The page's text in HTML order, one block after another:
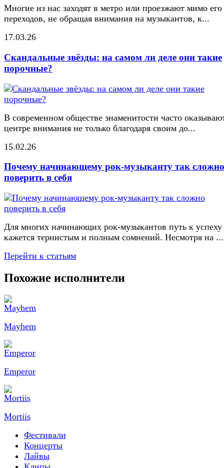
Многие из нас заходят в метро или проезжают мимо его
переходов, не обращая внимания на музыкантов, к...
17.03.26
Скандальные звёзды: на самом ли деле они такие
порочные?
В современном обществе знаменитости часто
центре внимания не только благодаря своим до...
15.02.26
Почему начинающему рок-музыканту так сложно
поверить в себя
Для многих начинающих рок-музыкантов путь к успеху
кажется тернистым и полным сомнений. Несмотря на ...
Перейти к статьям
Похожие исполнители
Mayhem
Emperor
Mortiis
Фестивали
Концерты
Лайвы